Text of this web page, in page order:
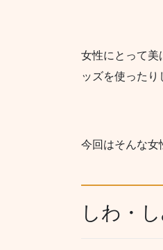
女性にとって美
ッズを使ったり
今回はそんな女
しわ・